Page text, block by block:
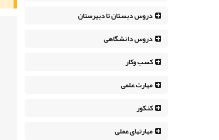
دروس دبستان تا دبیرستان
دروس دانشگاهی
کسب وکار
مهارت علمی
کنکور
مهارتهای عملی